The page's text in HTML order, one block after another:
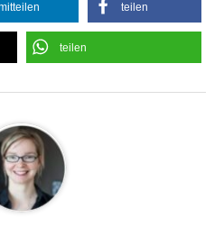
teilen
teilen